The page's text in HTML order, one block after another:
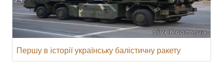
Першу в історії українську балістичну ракету